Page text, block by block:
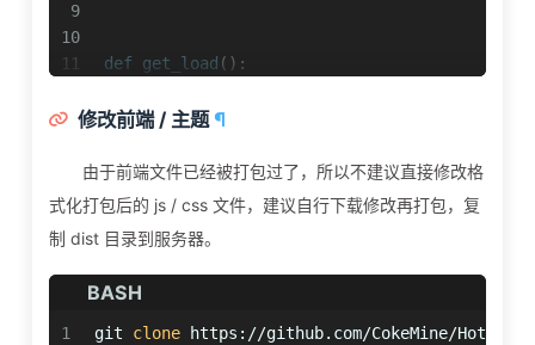
9
10
11
13
def get_load ():
return round
修改前端 / 主题¶
由于前端文件已经被打包过了，所以不建议直接修改格
式化打包后的 js / css 文件，建议自行下载修改再打包，复
制 dist 目录到服务器。
BASH
1
git clone https://github.com/CokeMine/